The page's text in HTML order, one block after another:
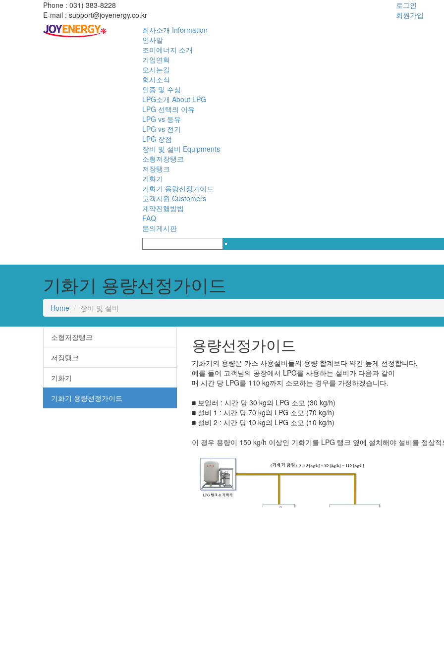
Phone : 031) 383-8228
E-mail : support@joyenergy.co.kr
로그인
회원가입
회사소개 Information
인사말
조이에너지 소개
기업연혁
오시는길
회사소식
인증 및 수상
LPG소개 About LPG
LPG 선택의 이유
LPG vs 등유
LPG vs 전기
LPG 장점
장비 및 설비 Equipments
소형저장탱크
저장탱크
기화기
기화기 용량선정가이드
고객지원 Customers
계약진행방법
FAQ
문의게시판
기화기 용량선정가이드
Home 장비 및 설비
소형저장탱크
저장탱크
기화기
기화기 용량선정가이드
용량선정가이드
기화기의 용량은 가스 사용설비들의 용량 합계보다 약간 높게 선정합니다.
예를 들어 고객님의 공장에서 LPG를 사용하는 설비가 다음과 같이
매 시간 당 LPG를 110 kg까지 소모하는 경우를 가정하겠습니다.
■ 보일러 : 시간 당 30 kg의 LPG 소모 (30 kg/h)
■ 설비 1 : 시간 당 70 kg의 LPG 소모 (70 kg/h)
■ 설비 2 : 시간 당 10 kg의 LPG 소모 (10 kg/h)
이 경우 용량이 150 kg/h 이상인 기화기를 LPG 탱크 옆에 설치해야 설비를 정상